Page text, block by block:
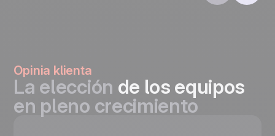
Opinia klienta
La elección de los equipos
en pleno crecimiento